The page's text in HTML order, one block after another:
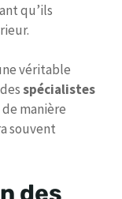
qu’ils
véritable
spécialistes
manière
souvent